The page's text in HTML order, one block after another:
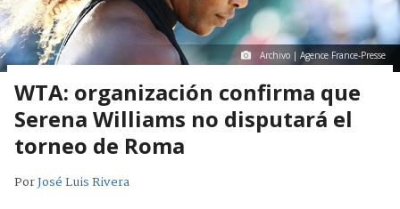
Archivo | Agence France-Presse
WTA: organización confirma que
Serena Williams no disputará el
torneo de Roma
PorJosé Luis Rivera